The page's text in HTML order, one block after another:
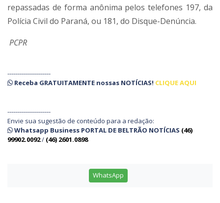
repassadas de forma anônima pelos telefones 197, da
Polícia Civil do Paraná, ou 181, do Disque-Denúncia.
PCPR
----------------------
Receba GRATUITAMENTE nossas NOTÍCIAS! CLIQUE AQUI
----------------------
Envie sua sugestão de conteúdo para a redação:
Whatsapp Business PORTAL DE BELTRÃO NOTÍCIAS (46)
99902.0092/ (46) 2601.0898
WhatsApp